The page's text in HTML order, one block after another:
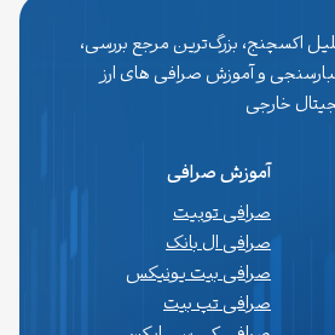
اکسچنج، بزرگ‌ترین مرجع بررسی،
و آموزش صرافی های ارز
خارجی
آموزش صرافی
صرافی توبیت
صرافی ال بانک
صرافی بیت یونیکس
صرافی تپ بیت